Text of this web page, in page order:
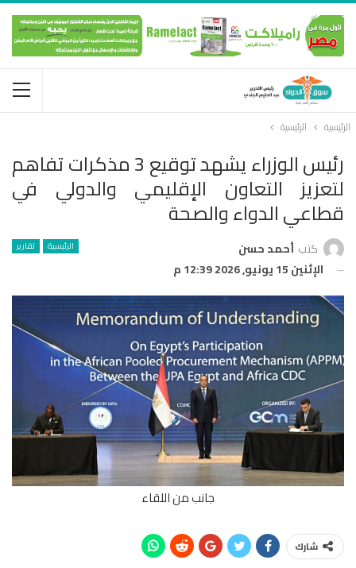
الرئيسية الرئيسية
رئيس الوزراء يشهد توقيع 3 مذكرات تفاهم
لتعزيز التعاون الإقليمي والدولي في
قطاعي الدواء والصحة
الرئيسية تقارير كتب أحمد حسن
الإثنين 15 يونيو, 2026 12:39 م
جانب من اللقاء
شارك